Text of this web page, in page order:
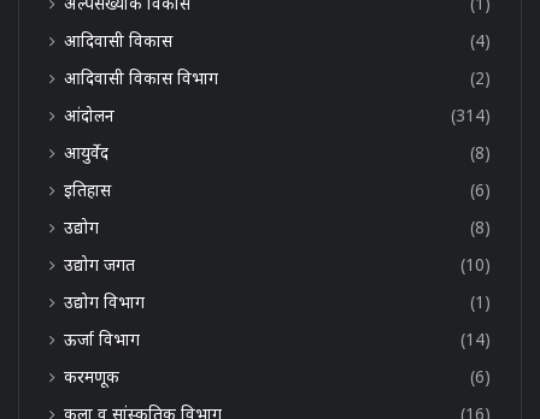
आदिवासी विकास
(4)
आदिवासी विकास विभाग
(2)
आंदोलन
(314)
आयुर्वेद
(8)
इतिहास
(6)
उद्योग
(8)
उद्योग जगत
(10)
उद्योग विभाग
(1)
ऊर्जा विभाग
(14)
करमणूक
(6)
कला व सांस्कृतिक विभाग
(16)